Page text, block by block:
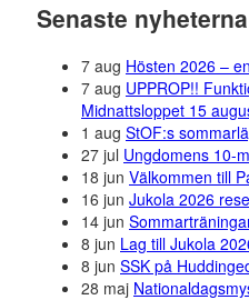
Senaste nyheterna
7 aug Hösten 2026 –
7 aug UPPROP!!
Midnattsloppet 15
1 aug StOF:s
27 jul Ungdomens 10-
18 jun Välkommen till
16 jun Jukola 2026
14 jun
8 jun Lag till Jukola
8 jun SSK på
28 maj